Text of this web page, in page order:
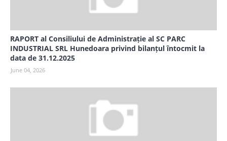
RAPORT al Consiliului de Administrație al SC PARC
INDUSTRIAL SRL Hunedoara privind bilanțul întocmit la
data de 31.12.2025
June 04, 2026